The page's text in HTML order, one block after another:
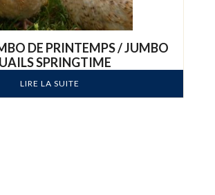
DE PRINTEMPS / JUMBO
SPRINGTIME
LIRE LA SUITE